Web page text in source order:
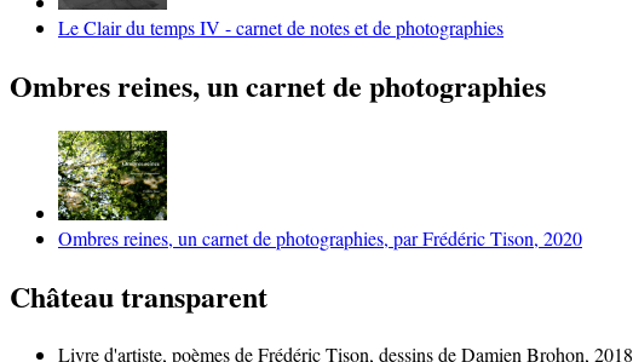
Le Clair du temps IV - carnet de notes et de photographies
Ombres reines, un carnet de photographies
Ombres reines, un carnet de photographies, par Frédéric Tison, 2020
Château transparent
Livre d'artiste, poèmes de Frédéric Tison, dessins de Damien Brohon, 2018